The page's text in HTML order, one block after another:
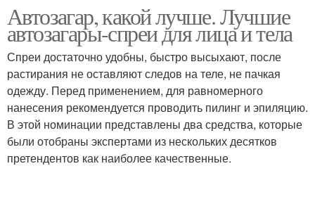
Автозагар, какой лучше. Лучшие
автозагары-спреи для лица и тела
Спреи достаточно удобны, быстро высыхают, после
растирания не оставляют следов на теле, не пачкая
одежду. Перед применением, для равномерного
нанесения рекомендуется проводить пилинг и эпиляцию.
В этой номинации представлены два средства, которые
были отобраны экспертами из нескольких десятков
претендентов как наиболее качественные.